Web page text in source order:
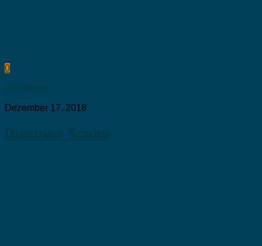
0
Tauchkurs
Dezember 17, 2018
Discover Scuba